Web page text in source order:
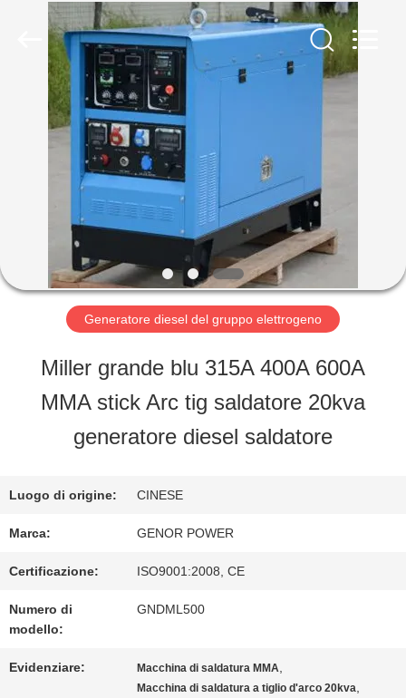
CASA
PRODOTTI
CIRCA
NOI
FABBRICA
CONTROLLO
DI
QUALITÀ
Generatore diesel del gruppo elettrogeno
Miller grande blu 315A 400A 600A
MMA stick Arc tig saldatore 20kva
generatore diesel saldatore
Luogo di origine: CINESE
Marca: GENOR POWER
Certificazione: ISO9001:2008, CE
Numero di
modello:
GNDML500
Evidenziare: Macchina di saldatura MMA,
Macchina di saldatura a tiglio d'arco 20kva,